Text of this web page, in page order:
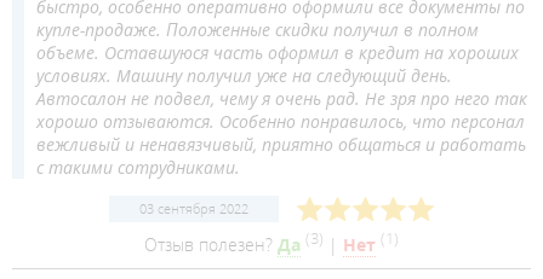
быстро, особенно оперативно оформили все документы по
купле-продаже. Положенные скидки получил в полном
объеме. Оставшуюся часть оформил в кредит на хороших
условиях. Машину получил уже на следующий день.
Автосалон не подвел, чему я очень рад. Не зря про него так
хорошо отзываются. Особенно понравилось, что персонал
вежливый и ненавязчивый, приятно общаться и работать
с такими сотрудниками.
03 сентября 2022
Отзыв полезен? Да (3) | Нет (1 )